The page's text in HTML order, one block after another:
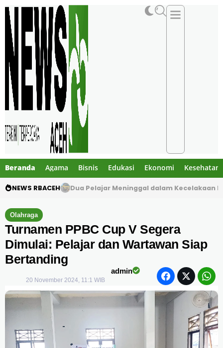
Beranda Agama Bisnis Edukasi Ekonomi Kesehatan
NEWS RBACEH Gibran Tegur Kadisdik Bireuen, Temukan 1
Olahraga
Turnamen PPBC Cup V Segera
Dimulai: Pelajar dan Wartawan Siap
Bertanding
admin
20 November 2024, 11:1 WIB